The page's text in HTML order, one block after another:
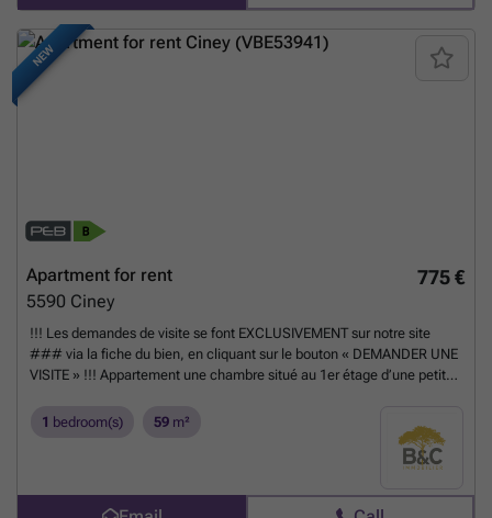
NEW
775 €
Apartment for rent
5590 Ciney
!!! Les demandes de visite se font EXCLUSIVEMENT sur notre site
### via la fiche du bien, en cliquant sur le bouton « DEMANDER UNE
VISITE » !!! Appartement une chambre situé au 1er étage d’une petite
du centre-ville et des commerces, bénéficiant d'un accès aisé aux
grands axes autoroutiers (E411 et N4). Il se compose d’un spacieux
séjour lumineux avec cuisine entièrement équipée. Le hall dessert une
et une chambre confortable. Côté technique : chauffage central au
1 bedroom(s) 59 m²